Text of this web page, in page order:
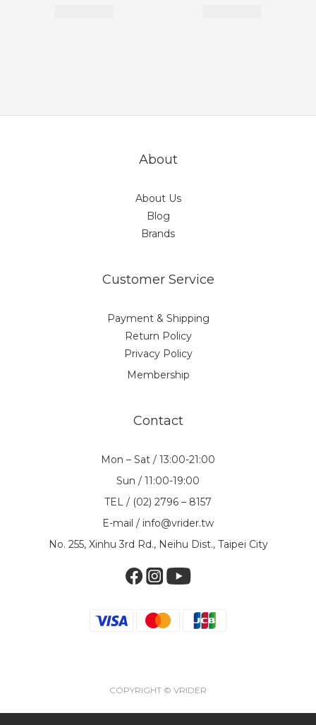
About
About Us
Blog
Brands
Customer Service
Payment & Shipping
Return Policy
Privacy Policy
Membership
Contact
Mon – Sat / 13:00-21:00
Sun / 11:00-19:00
TEL / (02) 2796 – 8157
E-mail / info@vrider.tw
No. 255, Xinhu 3rd Rd., Neihu Dist., Taipei City
COPYRIGHT © VRIDER